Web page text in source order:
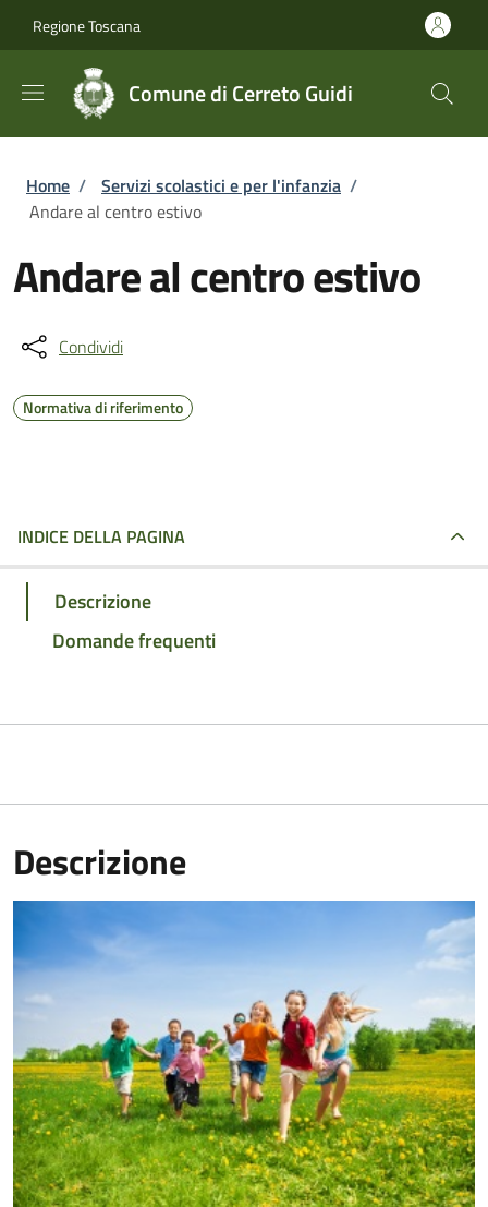
Regione Toscana
Comune di Cerreto Guidi
Briciole di pane
Home / Servizi scolastici e per l'infanzia /
Andare al centro estivo
Andare al centro estivo
Condividi
Normativa di riferimento
INDICE DELLA PAGINA
Descrizione
Domande frequenti
Descrizione